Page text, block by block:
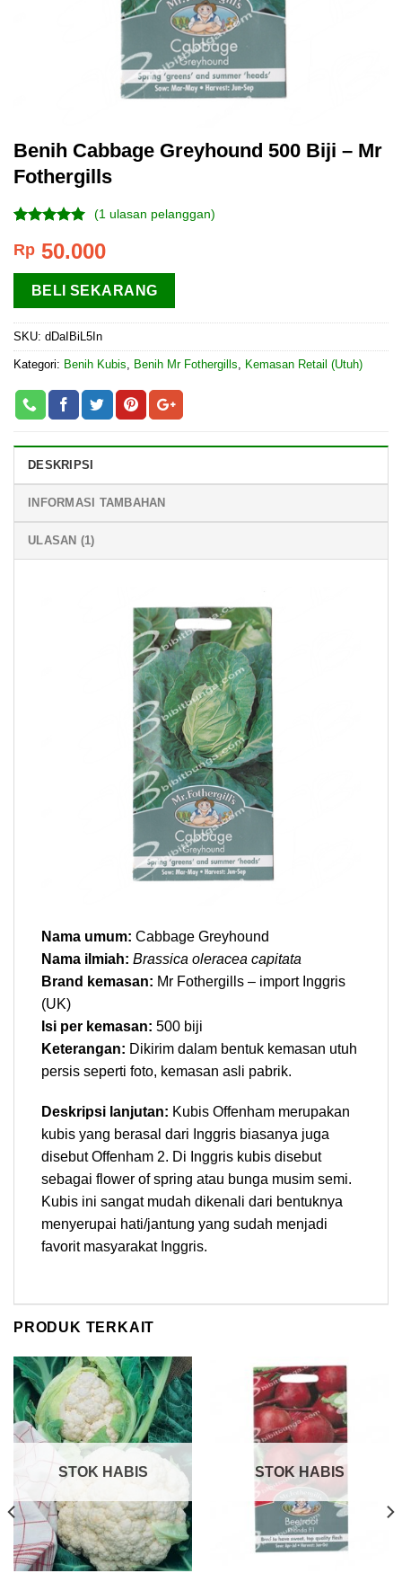
Benih Cabbage Greyhound 500 Biji – Mr
Fothergills
5.00 dari 5
pelanggan
(1 ulasan pelanggan)
Rp 50.000
BELI SEKARANG
SKU: dDaIBiL5In
Kategori: Benih Kubis Benih Mr Fothergills Kemasan Retail (Utuh)
DESKRIPSI
INFORMASI TAMBAHAN
ULASAN (1)
Nama umum: Cabbage Greyhound
Nama ilmiah: Brassica oleracea capitata
Brand kemasan: Mr Fothergills – import Inggris
(UK)
Isi per kemasan: 500 biji
Keterangan: Dikirim dalam bentuk kemasan utuh
persis seperti foto, kemasan asli pabrik.
Deskripsi lanjutan: Kubis Offenham merupakan
kubis yang berasal dari Inggris biasanya juga
disebut Offenham 2. Di Inggris kubis disebut
sebagai flower of spring atau bunga musim semi.
Kubis ini sangat mudah dikenali dari bentuknya
menyerupai hati/jantung yang sudah menjadi
favorit masyarakat Inggris.
PRODUK TERKAIT
STOK HABIS STOK HABIS